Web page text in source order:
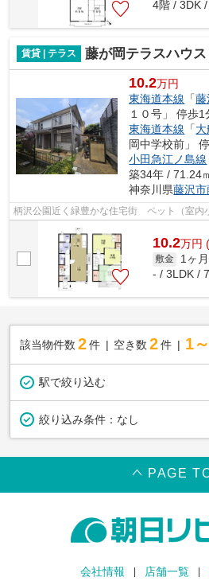
4階 / 3DK
賃貸 | テラス 藤が岡テラスハウス
10.2万円
東海道本線 「藤
１０号」 停歩1
東海道本線 「
岡中学校前」
小田急江ノ島線
築34年 / 71.24
神奈川県藤沢市
柄沢公園近く緑豊かな住宅街 ペット（室内
10.2万円
敷金 1ヶ月
- / 3LDK /
該当物件数 2件 空き数 2 件 1
駅で絞り込む
絞り込み条件： なし
PAGE
会社情報 店舗一覧